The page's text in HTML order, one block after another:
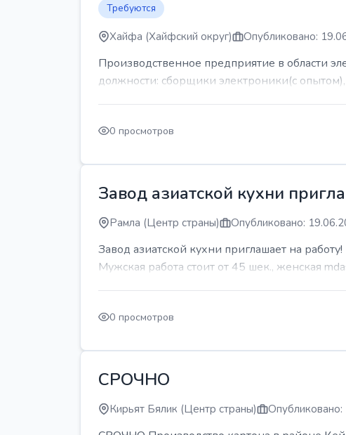
Требуются
Хайфа (Хайфский округ) Опубликовано:
Производственное предприятие в области
должности: сборщики электроники(с
0 просмотров
Завод азиатской кухни
Рамла (Центр страны) Опубликовано:
Завод азиатской кухни приглашает на
Мужская работа стоит от 45 шек., женская
0 просмотров
СРОЧНО
Кирьят Бялик (Центр страны)